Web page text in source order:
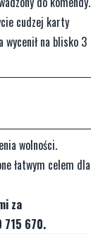
cudzej karty
wycenił na blisko 3
wolności.
łatwym celem dla
za
715 670.